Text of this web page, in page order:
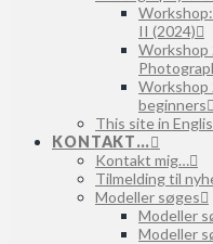
II (2024)
Workshop
beginners
This site in
KONTAKT…
Kontakt mig…
Tilmelding til
Modeller søges
Modeller
Modeller